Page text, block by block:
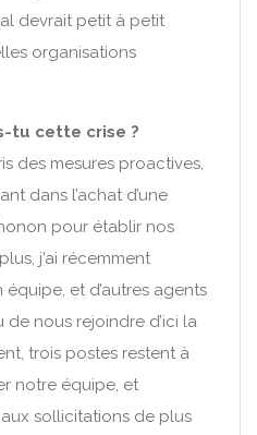
devrait petit à petit
organisations
tu cette crise ?
des mesures proactives,
dans l’achat d’une
pour établir nos
j’ai récemment
et d’autres agents
nous rejoindre d’ici la
trois postes restent à
notre équipe, et
sollicitations de plus